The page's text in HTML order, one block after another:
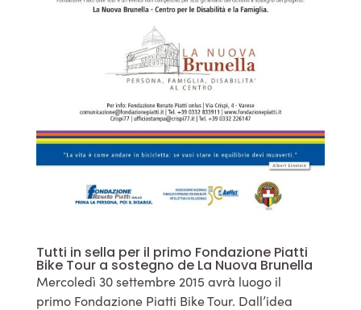
Tutti in sella per il primo Fondazione Piatti
Bike Tour a sostegno de La Nuova Brunella
Mercoledì 30 settembre 2015 avrà luogo il
primo Fondazione Piatti Bike Tour. Dall’idea